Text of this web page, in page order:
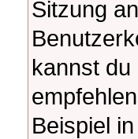
Sitzung
kannst
Beispiel